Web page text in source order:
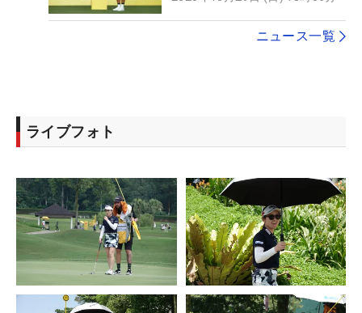
ニュース一覧
ライブフォト